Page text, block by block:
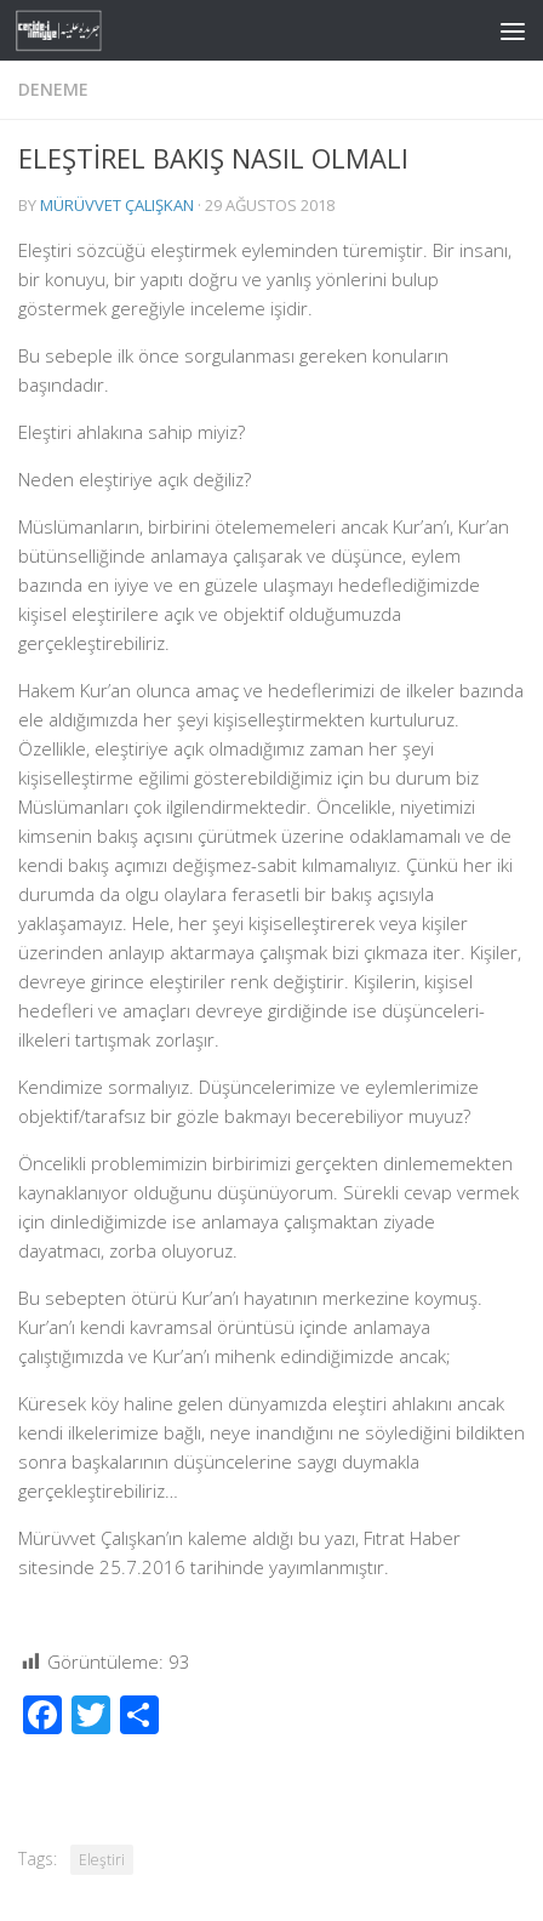
Skip to content
DENEME
ELEŞTİREL BAKIŞ NASIL OLMALI
BYMÜRÜVVET ÇALIŞKAN · 29 AĞUSTOS 2018
Eleştiri sözcüğü eleştirmek eyleminden türemiştir. Bir insanı,
bir konuyu, bir yapıtı doğru ve yanlış yönlerini bulup
göstermek gereğiyle inceleme işidir.
Bu sebeple ilk önce sorgulanması gereken konuların
başındadır.
Eleştiri ahlakına sahip miyiz?
Neden eleştiriye açık değiliz?
Müslümanların, birbirini ötelememeleri ancak Kur’an’ı, Kur’an
bütünselliğinde anlamaya çalışarak ve düşünce, eylem
bazında en iyiye ve en güzele ulaşmayı hedeflediğimizde
kişisel eleştirilere açık ve objektif olduğumuzda
gerçekleştirebiliriz.
Hakem Kur’an olunca amaç ve hedeflerimizi de ilkeler bazında
ele aldığımızda her şeyi kişiselleştirmekten kurtuluruz.
Özellikle, eleştiriye açık olmadığımız zaman her şeyi
kişiselleştirme eğilimi gösterebildiğimiz için bu durum biz
Müslümanları çok ilgilendirmektedir. Öncelikle, niyetimizi
kimsenin bakış açısını çürütmek üzerine odaklamamalı ve de
kendi bakış açımızı değişmez-sabit kılmamalıyız. Çünkü her iki
durumda da olgu olaylara ferasetli bir bakış açısıyla
yaklaşamayız. Hele, her şeyi kişiselleştirerek veya kişiler
üzerinden anlayıp aktarmaya çalışmak bizi çıkmaza iter. Kişiler,
devreye girince eleştiriler renk değiştirir. Kişilerin, kişisel
hedefleri ve amaçları devreye girdiğinde ise düşünceleri-
ilkeleri tartışmak zorlaşır.
Kendimize sormalıyız. Düşüncelerimize ve eylemlerimize
objektif/tarafsız bir gözle bakmayı becerebiliyor muyuz?
Öncelikli problemimizin birbirimizi gerçekten dinlememekten
kaynaklanıyor olduğunu düşünüyorum. Sürekli cevap vermek
için dinlediğimizde ise anlamaya çalışmaktan ziyade
dayatmacı, zorba oluyoruz.
Bu sebepten ötürü Kur’an’ı hayatının merkezine koymuş.
Kur’an’ı kendi kavramsal örüntüsü içinde anlamaya
çalıştığımızda ve Kur’an’ı mihenk edindiğimizde ancak;
Küresek köy haline gelen dünyamızda eleştiri ahlakını ancak
kendi ilkelerimize bağlı, neye inandığını ne söylediğini bildikten
sonra başkalarının düşüncelerine saygı duymakla
gerçekleştirebiliriz…
Mürüvvet Çalışkan’ın kaleme aldığı bu yazı, Fıtrat Haber
sitesinde 25.7.2016 tarihinde yayımlanmıştır.
Görüntüleme: 93
Facebook
Twitter
Tags: Eleştiri